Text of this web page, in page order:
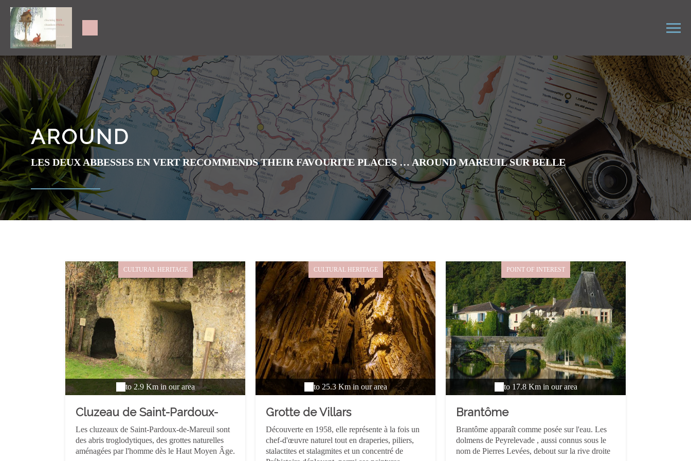
AROUND
LES DEUX ABBESSES EN VERT RECOMMENDS THEIR FAVOURITE PLACES … AROUND MAREUIL SUR BELLE
CULTURAL HERITAGE
to 2.9 Km in our area
Cluzeau de Saint-Pardoux-
de-Mareuil
Les cluzeaux de Saint-Pardoux-de-Mareuil sont
des abris troglodytiques, des grottes naturelles
aménagées par l'homme dès le Haut Moyen Âge.
CULTURAL HERITAGE
to 25.3 Km in our area
Grotte de Villars
Découverte en 1958, elle représente à la fois un
chef-d'œuvre naturel tout en draperies, piliers,
stalactites et stalagmites et un concentré de
POINT OF INTEREST
to 17.8 Km in our area
Brantôme
Brantôme apparaît comme posée sur l'eau. Les
dolmens de Peyrelevade , aussi connus sous le
nom de Pierres Levées, debout sur la rive droite